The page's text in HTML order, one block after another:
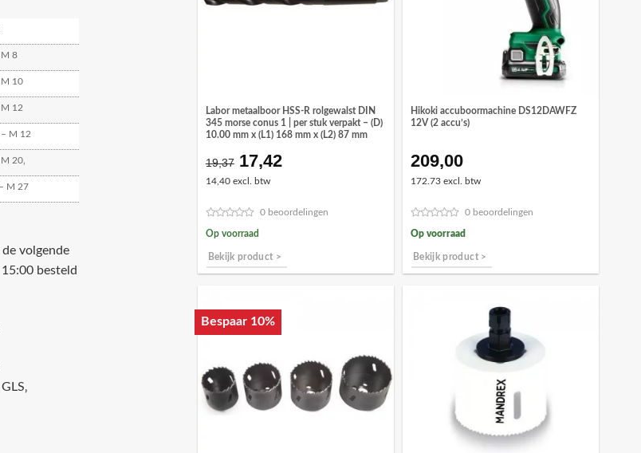
M 8
M 10
12
M 12
20‚
M 27
volgende
besteld
Labor metaalboor HSS-R rolgewalst DIN
345 morse conus 1 | per stuk verpakt – (D)
10.00 mm x (L1) 168 mm x (L2) 87 mm
19,37 Oorspronkelijke
prijs
€19,37.
17,42Huidige
€17,42.
14,40 excl. btw
0 beoordelingen
Op voorraad
Bekijk product >
Hikoki accuboormachine DS12DAWFZ
12V (2 accu’s)
209,00
172.73 excl. btw
0 beoordelingen
Op voorraad
Bekijk product >
Bespaar 10%